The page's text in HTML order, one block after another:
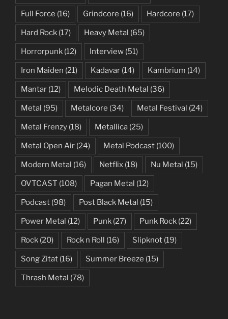
Full Force (16) Grindcore (16) Hardcore (17)
Hard Rock (17) Heavy Metal (65)
Horrorpunk (12) Interview (51)
Iron Maiden (21) Kadavar (14) Kambrium (14)
Mantar (12) Melodic Death Metal (36)
Metal (95) Metalcore (34) Metal Festival (24)
Metal Frenzy (18) Metallica (25)
Metal Open Air (24) Metal Podcast (100)
Modern Metal (16) Netflix (18) Nu Metal (15)
OVTCAST (108) Pagan Metal (12)
Podcast (98) Post Black Metal (15)
Power Metal (12) Punk (27) Punk Rock (22)
Rock (20) Rock n Roll (16) Slipknot (19)
Song Zitat (16) Summer Breeze (15)
Thrash Metal (78)